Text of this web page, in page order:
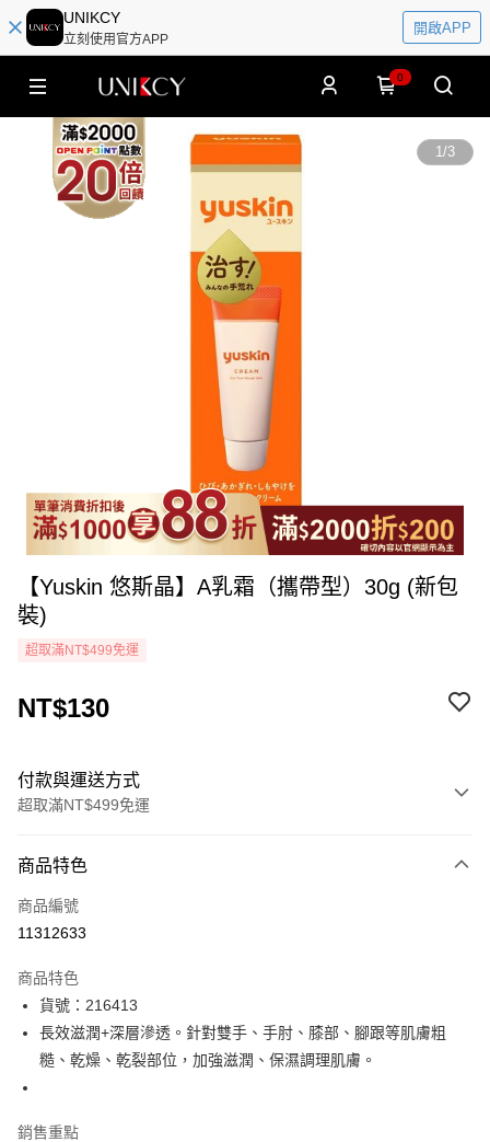
UNIKCY
立刻使用官方APP
開啟APP
0
1/3
【Yuskin 悠斯晶】A乳霜（攜帶型）30g (新包
裝)
超取滿NT$499免運
NT$130
付款與運送方式
超取滿NT$499免運
icash Pay
信用卡一次付款
LINE Pay
Apple Pay
悠遊付
商品特色
商品編號
11312633
商品特色
貨號：216413
長效滋潤+深層滲透。針對雙手、手肘、膝部、腳跟等肌膚粗
糙、乾燥、乾裂部位，加強滋潤、保濕調理肌膚。
銷售重點